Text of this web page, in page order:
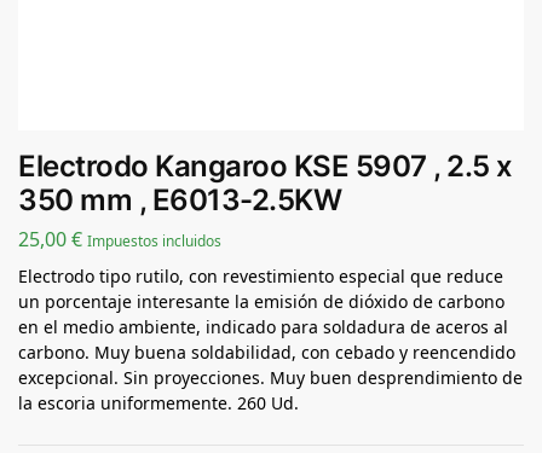
Electrodo Kangaroo KSE 5907 , 2.5 x
350 mm , E6013-2.5KW
25,00€ Impuestos incluidos
Electrodo tipo rutilo, con revestimiento especial que reduce
un porcentaje interesante la emisión de dióxido de carbono
en el medio ambiente, indicado para soldadura de aceros al
carbono. Muy buena soldabilidad, con cebado y reencendido
excepcional. Sin proyecciones. Muy buen desprendimiento de
la escoria uniformemente. 260 Ud.